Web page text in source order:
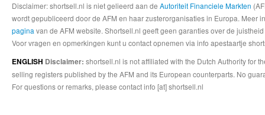
Disclaimer: shortsell.nl is niet gelieerd aan de Autoriteit Financiele Markten
wordt gepubliceerd door de AFM en haar zusterorganisaties in Europa.
pagina van de AFM website. Shortsell.nl geeft geen garanties over de
Voor vragen en opmerkingen kunt u contact opnemen via info apestaartje
ENGLISH Disclaimer: shortsell.nl is not affiliated with the Dutch Authority for
selling registers published by the AFM and its European counterparts. No
For questions or remarks, please contact info [at] shortsell.nl